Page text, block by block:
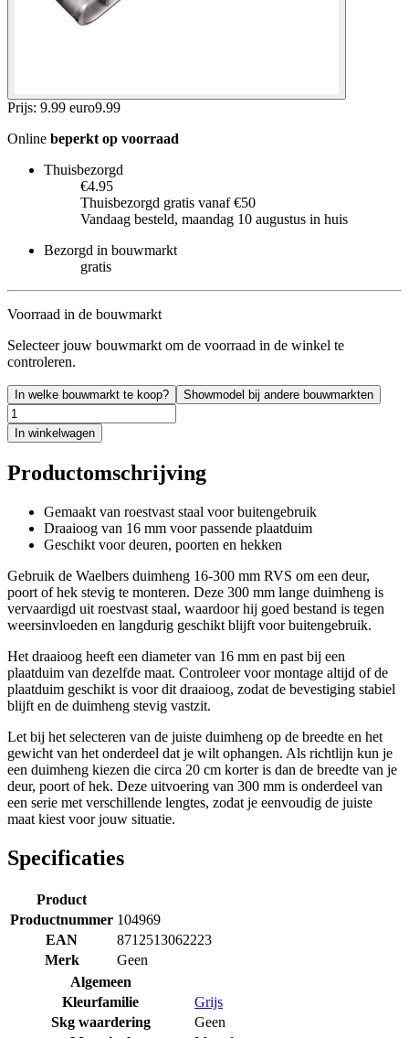
Prijs: 9.99 euro9.99
Online beperkt op voorraad
Thuisbezorgd
€4.95
Thuisbezorgd gratis vanaf €50
Vandaag besteld, maandag 10 augustus in huis
Bezorgd in bouwmarkt
gratis
Voorraad in de bouwmarkt
Selecteer jouw bouwmarkt om de voorraad in de winkel te
controleren.
In welke bouwmarkt te koop? Showmodel bij andere bouwmarkten
In winkelwagen
Productomschrijving
Gemaakt van roestvast staal voor buitengebruik
Draaioog van 16 mm voor passende plaatduim
Geschikt voor deuren, poorten en hekken
Gebruik de Waelbers duimheng 16-300 mm RVS om een deur,
poort of hek stevig te monteren. Deze 300 mm lange duimheng is
vervaardigd uit roestvast staal, waardoor hij goed bestand is tegen
weersinvloeden en langdurig geschikt blijft voor buitengebruik.
Het draaioog heeft een diameter van 16 mm en past bij een
plaatduim van dezelfde maat. Controleer voor montage altijd of de
plaatduim geschikt is voor dit draaioog, zodat de bevestiging stabiel
blijft en de duimheng stevig vastzit.
Let bij het selecteren van de juiste duimheng op de breedte en het
gewicht van het onderdeel dat je wilt ophangen. Als richtlijn kun je
een duimheng kiezen die circa 20 cm korter is dan de breedte van je
deur, poort of hek. Deze uitvoering van 300 mm is onderdeel van
een serie met verschillende lengtes, zodat je eenvoudig de juiste
maat kiest voor jouw situatie.
Specificaties
Product
Productnummer 104969
EAN
8712513062223
Merk
Geen
Algemeen
Kleurfamilie
Grijs
Skg waardering
Geen